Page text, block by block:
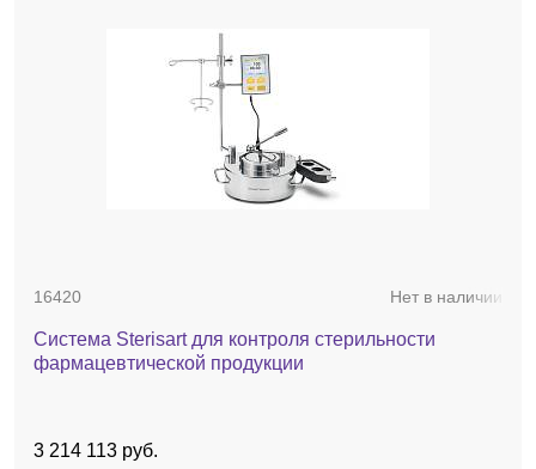
16420 Нет в наличии
Система Sterisart для контроля стерильности
фармацевтической продукции
3 214 113 руб.